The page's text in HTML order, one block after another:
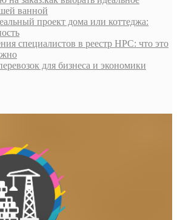
ванной
проект дома или коттеджа:
специалистов в реестр НРС: что это
для бизнеса и экономики